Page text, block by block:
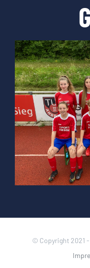
© Copyright 2021 -